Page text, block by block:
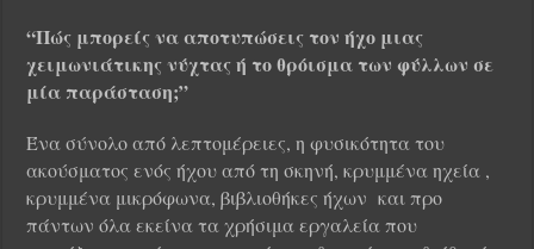
“Πώς μπορείς να αποτυπώσεις τον ήχο μιας
χειμωνιάτικης νύχτας ή το θρόισμα των φύλλων σε
μία παράσταση;”
Ένα σύνολο από λεπτομέρειες, η φυσικότητα του
ακούσματος ενός ήχου από τη σκηνή, κρυμμένα ηχεία ,
κρυμμένα μικρόφωνα, βιβλιοθήκες ήχων και προ
πάντων όλα εκείνα τα χρήσιμα εργαλεία που